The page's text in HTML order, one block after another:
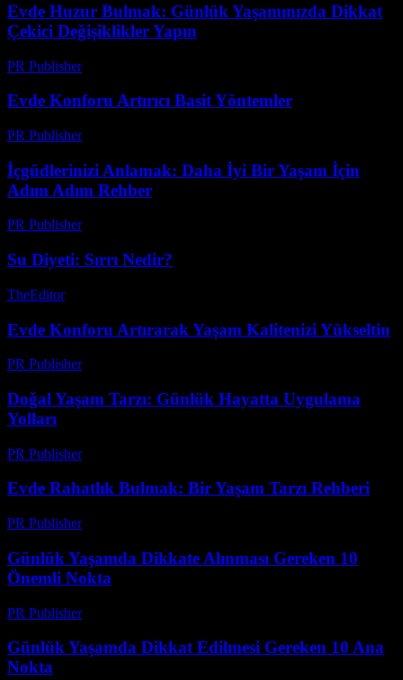
Evde Huzur Bulmak: Günlük Yaşamınızda Dikkat
Çekici Değişiklikler Yapın
PR Publisher-
Evde Konforu Artırıcı Basit Yöntemler
PR Publisher-
İçgüdlerinizi Anlamak: Daha İyi Bir Yaşam İçin
Adım Adım Rehber
PR Publisher-
Su Diyeti: Sırrı Nedir?
TheEditor-
Evde Konforu Artırarak Yaşam Kalitenizi Yükseltin
PR Publisher-
Doğal Yaşam Tarzı: Günlük Hayatta Uygulama
Yolları
PR Publisher-
Evde Rahatlık Bulmak: Bir Yaşam Tarzı Rehberi
PR Publisher-
Günlük Yaşamda Dikkate Alınması Gereken 10
Önemli Nokta
PR Publisher-
Günlük Yaşamda Dikkat Edilmesi Gereken 10 Ana
Nokta